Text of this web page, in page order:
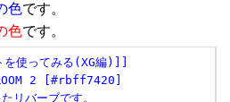
色です。
色です。
を使ってみる(XG編)]]
2 [#rbff7420]
リバーブです。